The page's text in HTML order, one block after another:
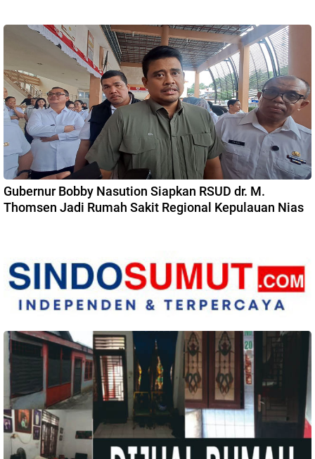
Gubernur Bobby Nasution Siapkan RSUD dr. M.
Thomsen Jadi Rumah Sakit Regional Kepulauan Nias